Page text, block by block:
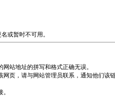
或暂时不可用。
站地址的拼写和格式正确无误。
网页，请与网站管理员联系，通知他们该